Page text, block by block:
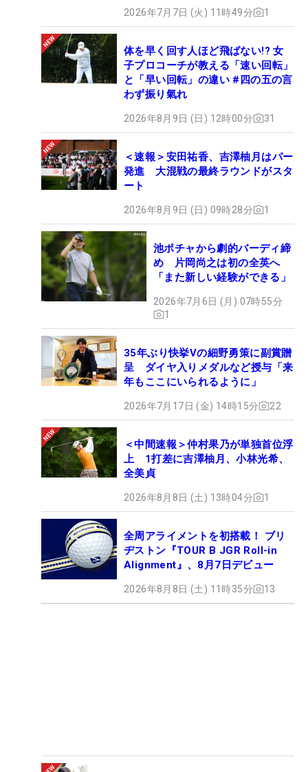
2026年7月7日 (火) 11時49分 1
体を早く回す人ほど飛ばない!? 女
子プロコーチが教える「速い回転」
と「早い回転」の違い #四の五の言
わず振り氣れ
2026年8月9日 (日) 12時00分 31
＜速報＞安田祐香、吉澤柚月はパー
発進 大混戦の最終ラウンドがスタ
ート
2026年8月9日 (日) 09時28分 1
池ポチャから劇的バーディ締
め 片岡尚之は初の全英へ
「また新しい経験ができる」
2026年7月6日 (月) 07時55分
1
35年ぶり快挙Vの細野勇策に副賞贈
呈 ダイヤ入りメダルなど授与「来
年もここにいられるように」
2026年7月17日 (金) 14時15分 22
＜中間速報＞仲村果乃が単独首位浮
上 1打差に吉澤柚月、小林光希、
全美貞
2026年8月8日 (土) 13時04分 1
全周アライメントを初搭載！ ブリ
ヂストン『TOUR B JGR Roll-in
Alignment』、8月7日デビュー
2026年8月8日 (土) 11時35分 13